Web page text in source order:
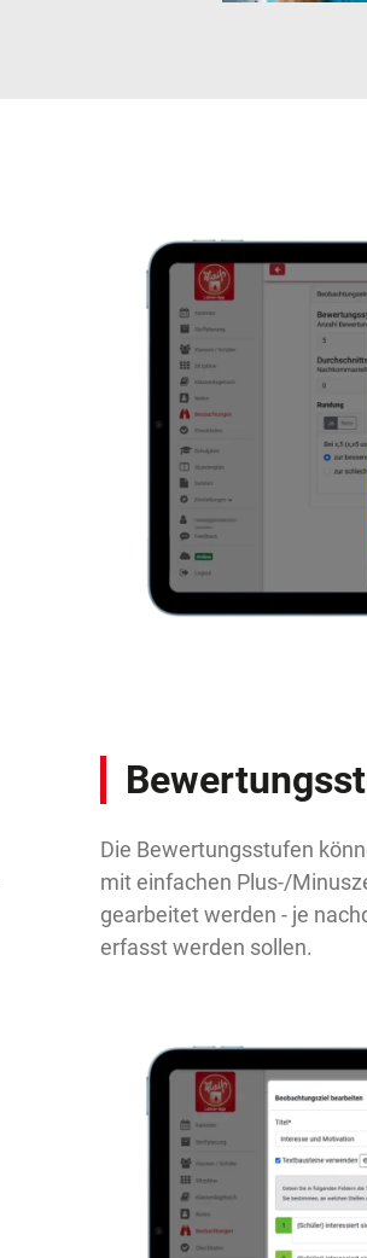
Die Bewertungsstufen
mit einfachen Plus-/
gearbeitet werden - je
erfasst werden sollen.